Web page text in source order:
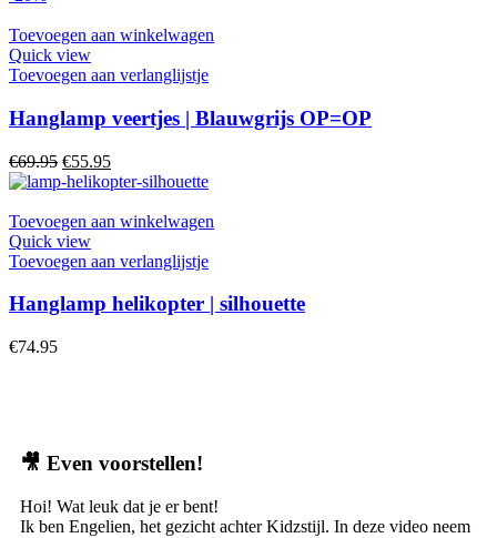
Toevoegen aan winkelwagen
Quick view
Toevoegen aan verlanglijstje
Hanglamp veertjes | Blauwgrijs OP=OP
€69.95 €55.95
Toevoegen aan winkelwagen
Quick view
Toevoegen aan verlanglijstje
Hanglamp helikopter | silhouette
€74.95
🎥 Even voorstellen!
Hoi! Wat leuk dat je er bent!
Ik ben Engelien, het gezicht achter Kidzstijl. In deze video neem